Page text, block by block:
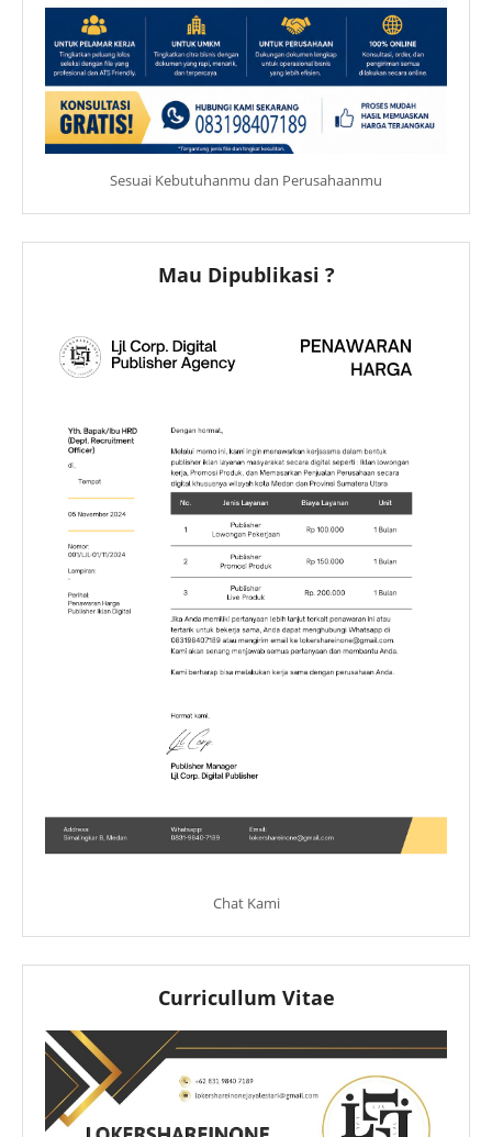
Sesuai Kebutuhanmu dan Perusahaanmu
Mau Dipublikasi ?
Chat Kami
Curricullum Vitae